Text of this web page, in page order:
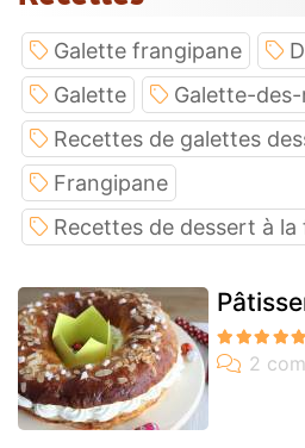
Galette frangipane
Galette
Galette-
Recettes de galettes
Frangipane
Recettes de dessert à